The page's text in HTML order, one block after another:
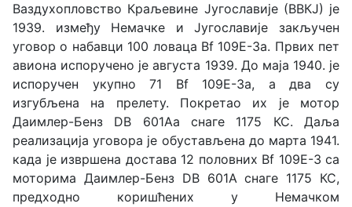
Ваздухопловство Краљевине Југославије (ВВКЈ) је
1939. између Немачке и Југославије закључен
уговор о набавци 100 ловаца Bf 109Е-3а. Првих пет
авиона испоручено је августа 1939. До маја 1940. је
испоручен укупно 71 Bf 109Е-3а, а два су
изгубљена на прелету. Покретао их је мотор
Даимлер-Бенз DB 601Аа снаге 1175 КС. Даља
реализација уговора је обустављена до марта 1941.
када је извршена достава 12 половних Bf 109Е-3 са
моторима Даимлер-Бенз DB 601А снаге 1175 КС,
предходно коришћених у Немачком